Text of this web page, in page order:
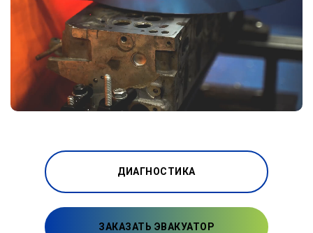
ДИАГНОСТИКА
ЗАКАЗАТЬ ЭВАКУАТОР